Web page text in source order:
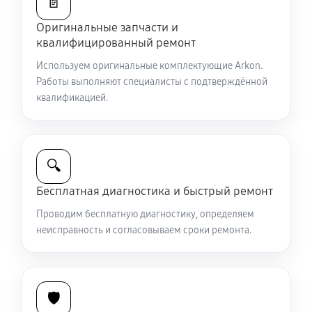
Восстановление питания
590 руб 60 минут
Замена CORE прицела ночного видения Arkon
Digital D940L
810 руб
Arkon Digital D940L
Ремонт электронно-лучевой трубки
900 руб 60 минут
Оригинальные запчасти и
квалифицированный ремонт
Используем оригинальные комплектующие Arkon.
Работы выполняют специалисты с подтверждённой
квалификацией.
🔍
Бесплатная диагностика и быстрый ремонт
Проводим бесплатную диагностику, определяем
неисправность и согласовываем сроки ремонта.
🛡️